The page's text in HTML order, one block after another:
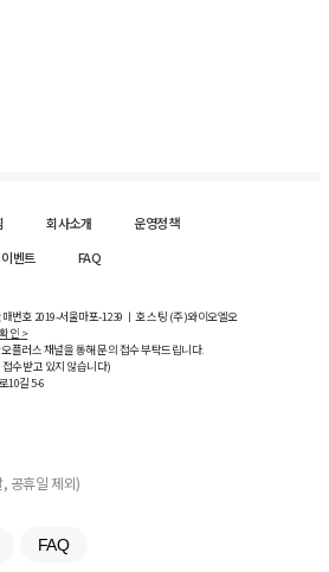
회사소개
운영정책
이벤트 FAQ
번호 2019-서울마포-1239 ㅣ 호스팅 (주)와이오엘오
인 >
플러스 채널을 통해 문의 접수 부탁드립니다.
수받고 있지 않습니다)
10길5-6
공휴일 제외)
FAQ